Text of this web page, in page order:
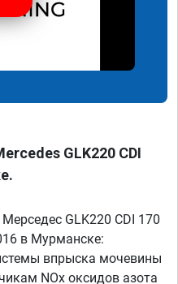
GLK220 CDI
GLK220 CDI 170
в Мурманске:
впрыска мочевины
NOx оксидов азота